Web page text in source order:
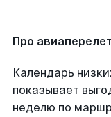
Про
Календарь
показывает
неделю по